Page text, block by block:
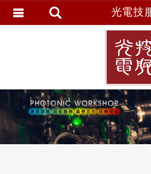
光電技
會員註
忘記密
訂單查
追蹤清